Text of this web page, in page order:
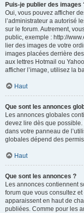
Puis-je publier des images
Oui, vous pouvez afficher
l’administrateur a autorisé
sur le forum. Autrement,
public, exemple : http://
lier des images de votre
images placées derrière
aux lettres Hotmail ou
afficher l’image, utilisez la
Haut
Que sont les annonces
Les annonces globales
devez lire dès que
dans votre panneau de
globales dépend des
Haut
Que sont les annonces ?
Les annonces contiennent
forum que vous consultez
apparaissent en haut de
publiées. Comme pour les